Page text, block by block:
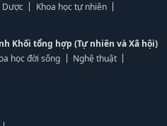
Dược
Khoa học tự nhiên
Khối tổng hợp (Tự nhiên và Xã hội)
học đời sống
Nghệ thuật